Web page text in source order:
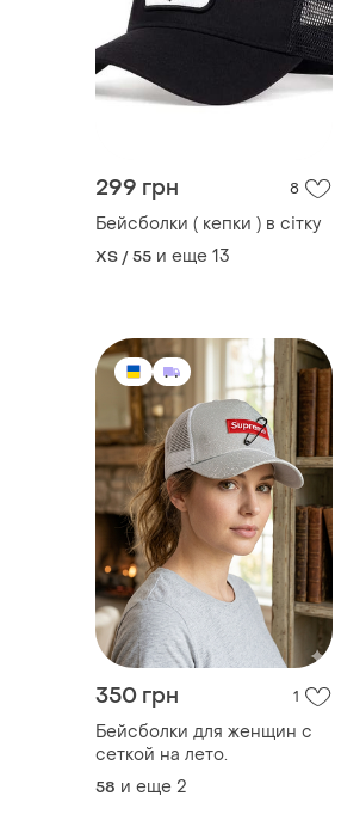
299 грн 8
Бейсболки ( кепки ) в сітку
XS / 55 и еще 13
350 грн 1
Бейсболки для женщин с
сеткой на лето.
58 и еще 2